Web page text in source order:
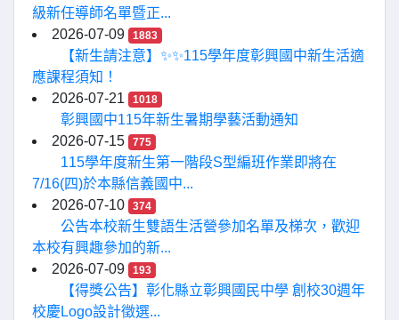
級新任導師名單暨正...
2026-07-09
1883
【新生請注意】✨✨115學年度彰興國中新生活適
應課程須知！
2026-07-21
1018
彰興國中115年新生暑期學藝活動通知
2026-07-15
775
115學年度新生第一階段S型編班作業即將在
7/16(四)於本縣信義國中...
2026-07-10
374
公告本校新生雙語生活營參加名單及梯次，歡迎
本校有興趣參加的新...
2026-07-09
193
【得獎公告】彰化縣立彰興國民中學 創校30週年
校慶Logo設計徵選...